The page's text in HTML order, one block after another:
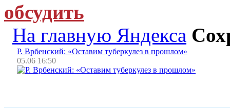
обсудить
На главную Яндекса
Р. Врбенский: «Оставим туберкулез в прошлом»
05.06 16:50